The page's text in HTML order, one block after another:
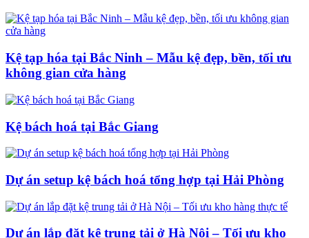
Kệ tạp hóa tại Bắc Ninh – Mẫu kệ đẹp, bền, tối ưu
không gian cửa hàng
Kệ bách hoá tại Bắc Giang
Dự án setup kệ bách hoá tổng hợp tại Hải Phòng
Dự án lắp đặt kệ trung tải ở Hà Nội – Tối ưu kho